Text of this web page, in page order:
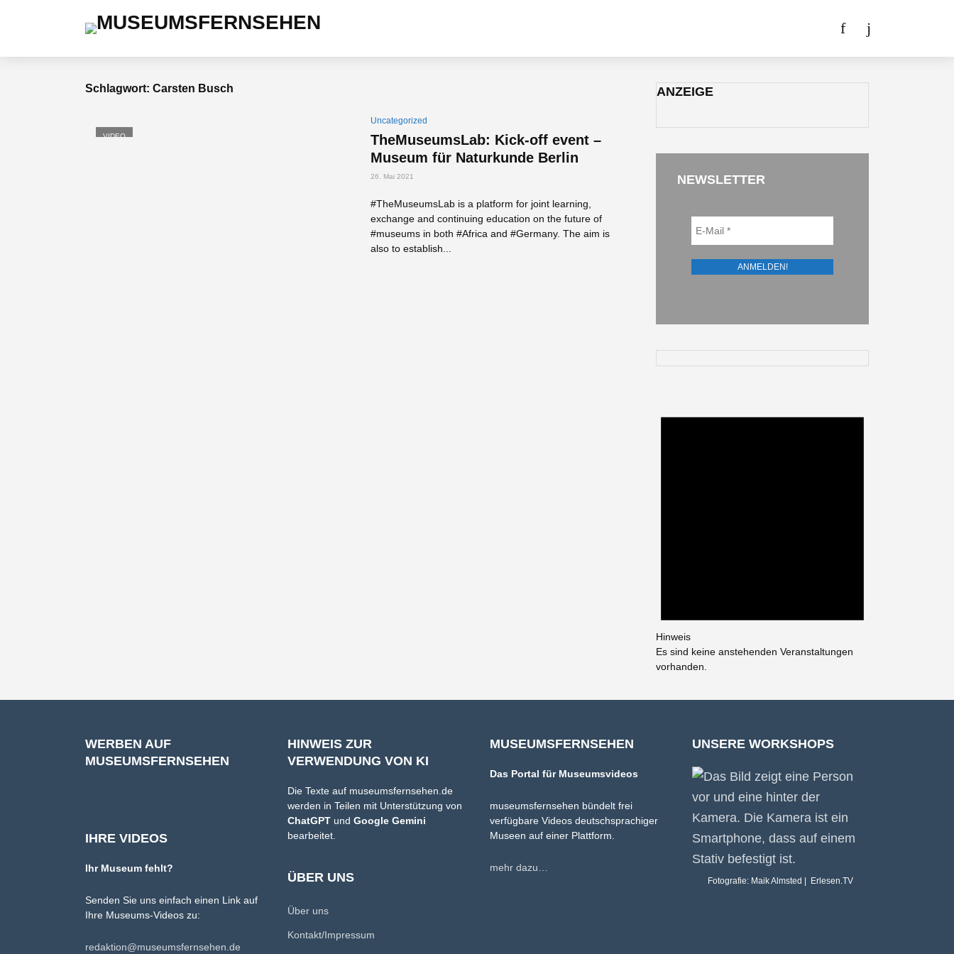
Schlagwort: Carsten Busch
VIDEO
Uncategorized
TheMuseumsLab: Kick-off event –
Museum für Naturkunde Berlin
26. Mai 2021
#TheMuseumsLab is a platform for joint learning,
exchange and continuing education on the future of
#museums in both #Africa and #Germany. The aim is
also to establish...
ANZEIGE
NEWSLETTER
Hinweis
Es sind keine anstehenden Veranstaltungen
vorhanden.
WERBEN AUF
MUSEUMSFERNSEHEN
IHRE VIDEOS
Ihr Museum fehlt?
Senden Sie uns einfach einen Link auf
Ihre Museums-Videos zu:
redaktion@museumsfernsehen.de
HINWEIS ZUR
VERWENDUNG VON KI
Die Texte auf museumsfernsehen.de
werden in Teilen mit Unterstützung von
ChatGPT und Google Gemini
bearbeitet.
ÜBER UNS
Über uns
Kontakt/Impressum
MUSEUMSFERNSEHEN
Das Portal für Museumsvideos
museumsfernsehen bündelt frei
verfügbare Videos deutschsprachiger
Museen auf einer Plattform.
mehr dazu…
UNSERE WORKSHOPS
Fotografie: Maik Almsted | Erlesen.TV